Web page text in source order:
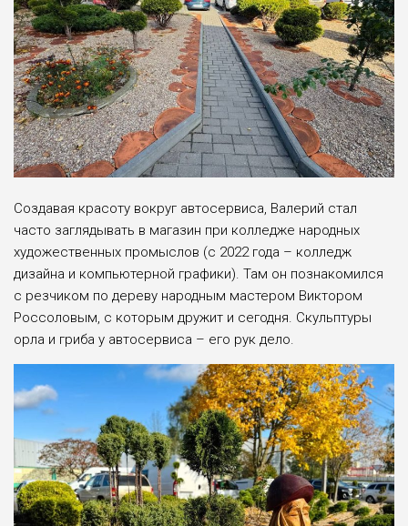
Создавая красоту вокруг автосервиса, Валерий стал
часто заглядывать в магазин при колледже народных
художественных промыслов (с 2022 года – колледж
дизайна и компьютерной графики). Там он познакомился
с резчиком по дереву народным мастером Виктором
Россоловым, с которым дружит и сегодня. Скульптуры
орла и гриба у автосервиса – его рук дело.